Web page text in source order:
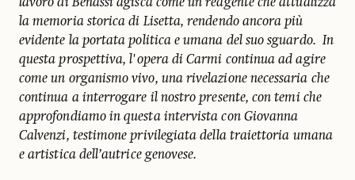
la memoria storica di Lisetta, rendendo ancora più
evidente la portata politica e umana del suo sguardo. In
questa prospettiva, l'opera di Carmi continua ad agire
come un organismo vivo, una rivelazione necessaria che
continua a interrogare il nostro presente, con temi che
approfondiamo in questa intervista con Giovanna
Calvenzi, testimone privilegiata della traiettoria umana
e artistica dell’autrice genovese.